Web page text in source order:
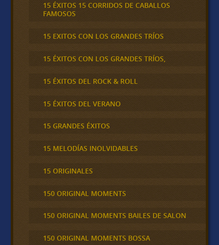
15 ÉXITOS 15 CORRIDOS DE CABALLOS
FAMOSOS
15 EXITOS CON LOS GRANDES TRÍOS
15 ÉXITOS CON LOS GRANDES TRÍOS,
15 ÉXITOS DEL ROCK & ROLL
15 ÉXITOS DEL VERANO
15 GRANDES ÉXITOS
15 MELODÍAS INOLVIDABLES
15 ORIGINALES
150 ORIGINAL MOMENTS
150 ORIGINAL MOMENTS BAILES DE SALON
150 ORIGINAL MOMENTS BOSSA